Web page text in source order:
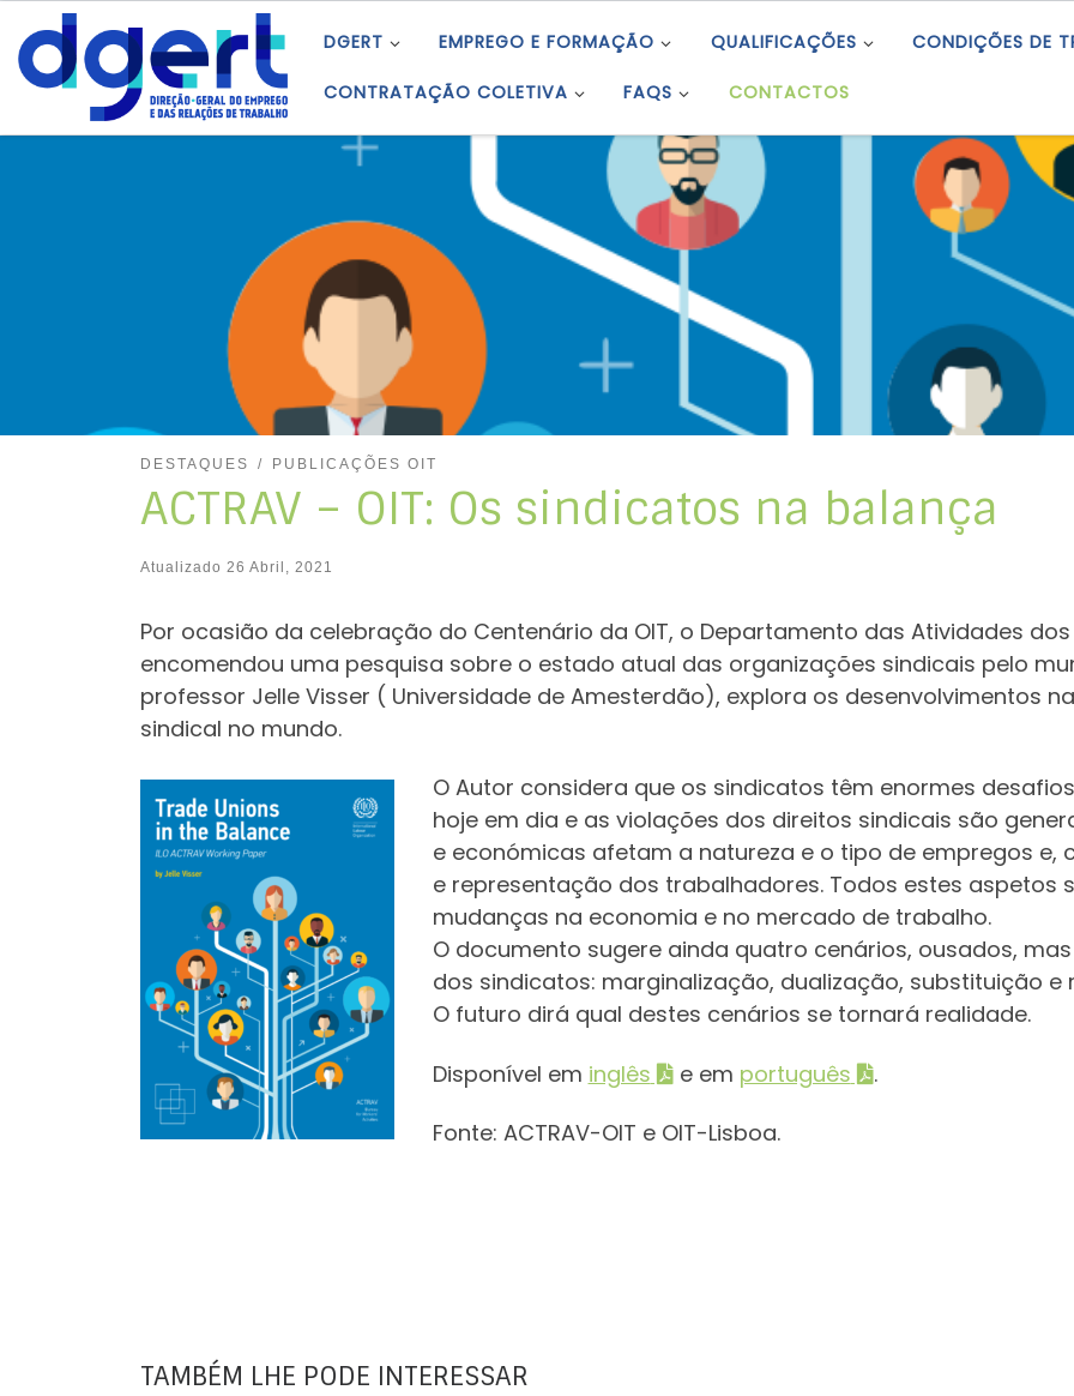
Skip to content DGERT EMPREGO E FORMAÇÃO QUALIFICAÇÕES CONDIÇÕES DE
CONTRATAÇÃO COLETIVA FAQS CONTACTOS
DESTAQUES PUBLICAÇÕES OIT
ACTRAV – OIT: Os sindicatos na balança
Atualizado 26 Abril, 2021
Por ocasião da celebração do Centenário da OIT, o Departamento das Atividades
encomendou uma pesquisa sobre o estado atual das organizações sindicais pelo
professor Jelle Visser ( Universidade de Amesterdão), explora os desenvolvimentos
sindical no mundo.
O Autor considera que os sindicatos têm enormes
hoje em dia e as violações dos direitos sindicais são
e económicas afetam a natureza e o tipo de empregos e,
e representação dos trabalhadores. Todos estes
mudanças na economia e no mercado de trabalho.
O documento sugere ainda quatro cenários, ousados,
dos sindicatos: marginalização, dualização, substituição e
O futuro dirá qual destes cenários se tornará realidade.
Disponível em inglês e em português
.
Fonte: ACTRAV-OIT e OIT-Lisboa.
TAMBÉM LHE PODE INTERESSAR